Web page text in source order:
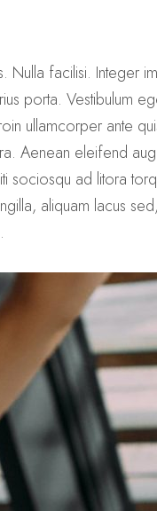
Nulla facilisi. Integer
porta. Vestibulum
ullamcorper ante
Aenean eleifend
sociosqu ad litora
aliquam lacus